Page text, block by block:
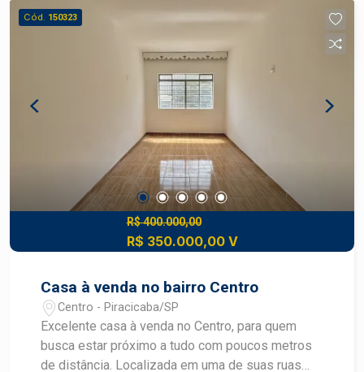
seu futuro com quem é agente de
desenvolvimento do mercado imobiliário de
Piracicaba. Agende sua visita!
Cód. 150323
R$ 400.000,00
R$ 350.000,00 V
Casa à venda no bairro Centro
Centro - Piracicaba/SP
Excelente casa à venda no Centro, para quem
busca estar próximo a tudo com poucos metros
de distância. Localizada em uma de suas ruas